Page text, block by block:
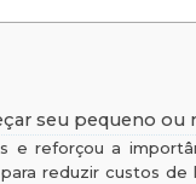
seu pequeno ou
e reforçou a
reduzir custos de